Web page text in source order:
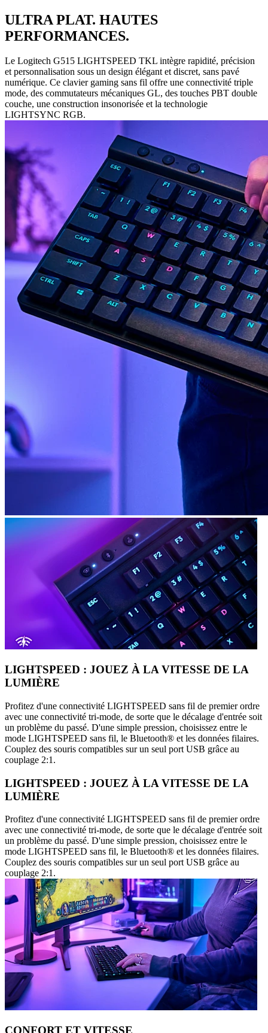
ULTRA PLAT. HAUTES
PERFORMANCES.
Le Logitech G515 LIGHTSPEED TKL intègre rapidité, précision
et personnalisation sous un design élégant et discret, sans pavé
numérique. Ce clavier gaming sans fil offre une connectivité triple
mode, des commutateurs mécaniques GL, des touches PBT double
couche, une construction insonorisée et la technologie
LIGHTSYNC RGB.
LIGHTSPEED : JOUEZ À LA VITESSE DE LA
LUMIÈRE
Profitez d'une connectivité LIGHTSPEED sans fil de premier ordre
avec une connectivité tri-mode, de sorte que le décalage d'entrée soit
un problème du passé. D'une simple pression, choisissez entre le
mode LIGHTSPEED sans fil, le Bluetooth® et les données filaires.
Couplez des souris compatibles sur un seul port USB grâce au
couplage 2:1.
LIGHTSPEED : JOUEZ À LA VITESSE DE LA
LUMIÈRE
Profitez d'une connectivité LIGHTSPEED sans fil de premier ordre
avec une connectivité tri-mode, de sorte que le décalage d'entrée soit
un problème du passé. D'une simple pression, choisissez entre le
mode LIGHTSPEED sans fil, le Bluetooth® et les données filaires.
Couplez des souris compatibles sur un seul port USB grâce au
couplage 2:1.
CONFORT ET VITESSE